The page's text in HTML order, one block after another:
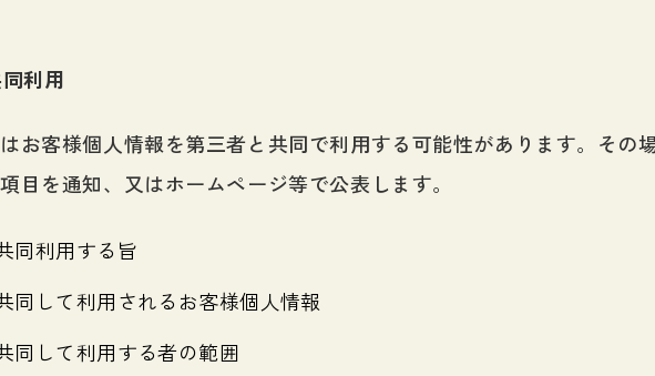
利用
お客様個人情報を第三者と共同で利用する可能性があります。その
目を通知、又はホームページ等で公表します。
同利用する旨
同して利用されるお客様個人情報
同して利用する者の範囲